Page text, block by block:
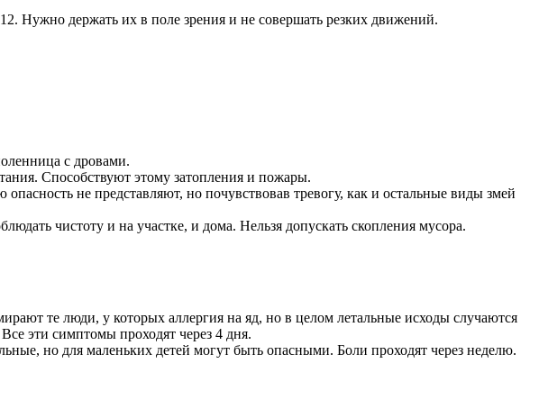
Нужно держать их в поле зрения и не совершать резких движений.
с дровами.
Способствуют этому затопления и пожары.
не представляют, но почувствовав тревогу, как и остальные виды змей
чистоту и на участке, и дома. Нельзя допускать скопления мусора.
те люди, у которых аллергия на яд, но в целом летальные исходы случаются
эти симптомы проходят через 4 дня.
но для маленьких детей могут быть опасными. Боли проходят через неделю.